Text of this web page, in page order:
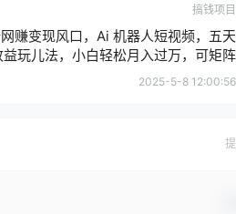
搞钱项目
赚变现风口，Ai 机器人短视频，五天
玩儿法，小白轻松月入过万，可矩阵
2025-5-8 12:00:56